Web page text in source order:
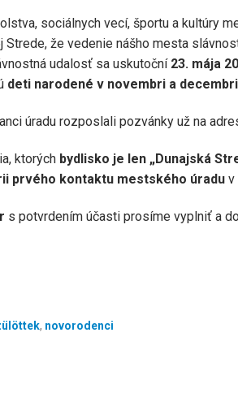
sociálnych vecí, športu a kultúry
Strede, že vedenie nášho mesta
udalosť sa uskutoční 23. mája
deti narodené v novembri a
úradu rozposlali pozvánky už na
ktorých bydlisko je len „Dunajská
prvého kontaktu mestského úraduv
s potvrdením účasti prosíme vyplniť a
, novorodenci